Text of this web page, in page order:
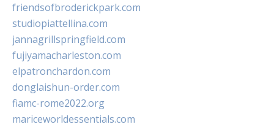
friendsofbroderickpark.com
studiopiattellina.com
jannagrillspringfield.com
fujiyamacharleston.com
elpatronchardon.com
donglaishun-order.com
fiamc-rome2022.org
mariceworldessentials.com